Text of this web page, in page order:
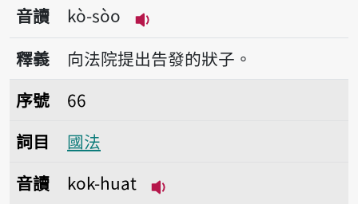
音讀
kò-sòo
播放音讀kò-sòo
釋義
向法院提出告發的狀子。
序號66國法
序號
66
詞目
國法
音讀
kok-huat